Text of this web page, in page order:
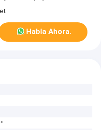
PP/EVA
Habla Ahora.